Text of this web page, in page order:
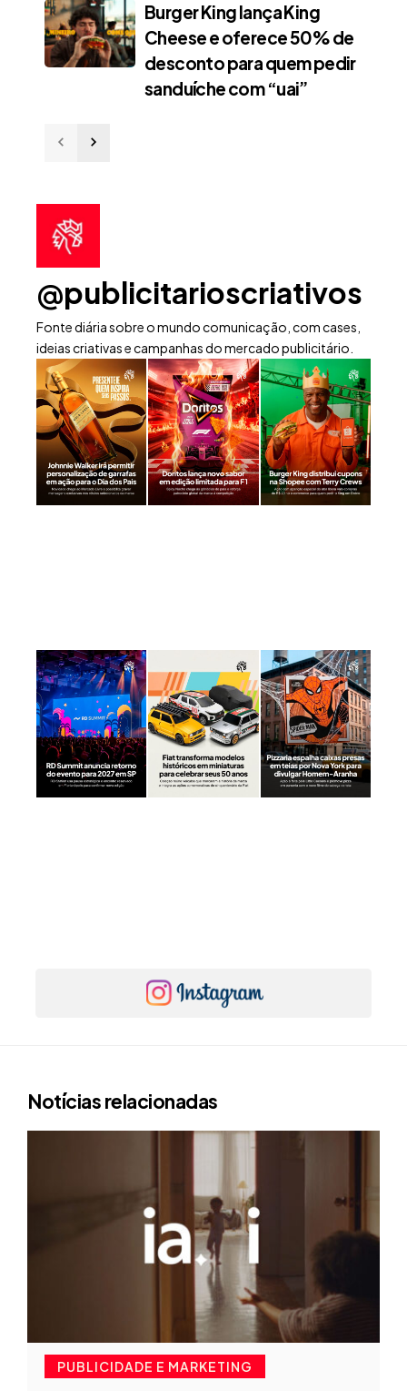
Burger King lança King
Cheese e oferece 50% de
desconto para quem pedir
sanduíche com “uai”
@publicitarioscriativos
Fonte diária sobre o mundo comunicação, com cases,
ideias criativas e campanhas do mercado publicitário.
Notícias relacionadas
PUBLICIDADE E MARKETING